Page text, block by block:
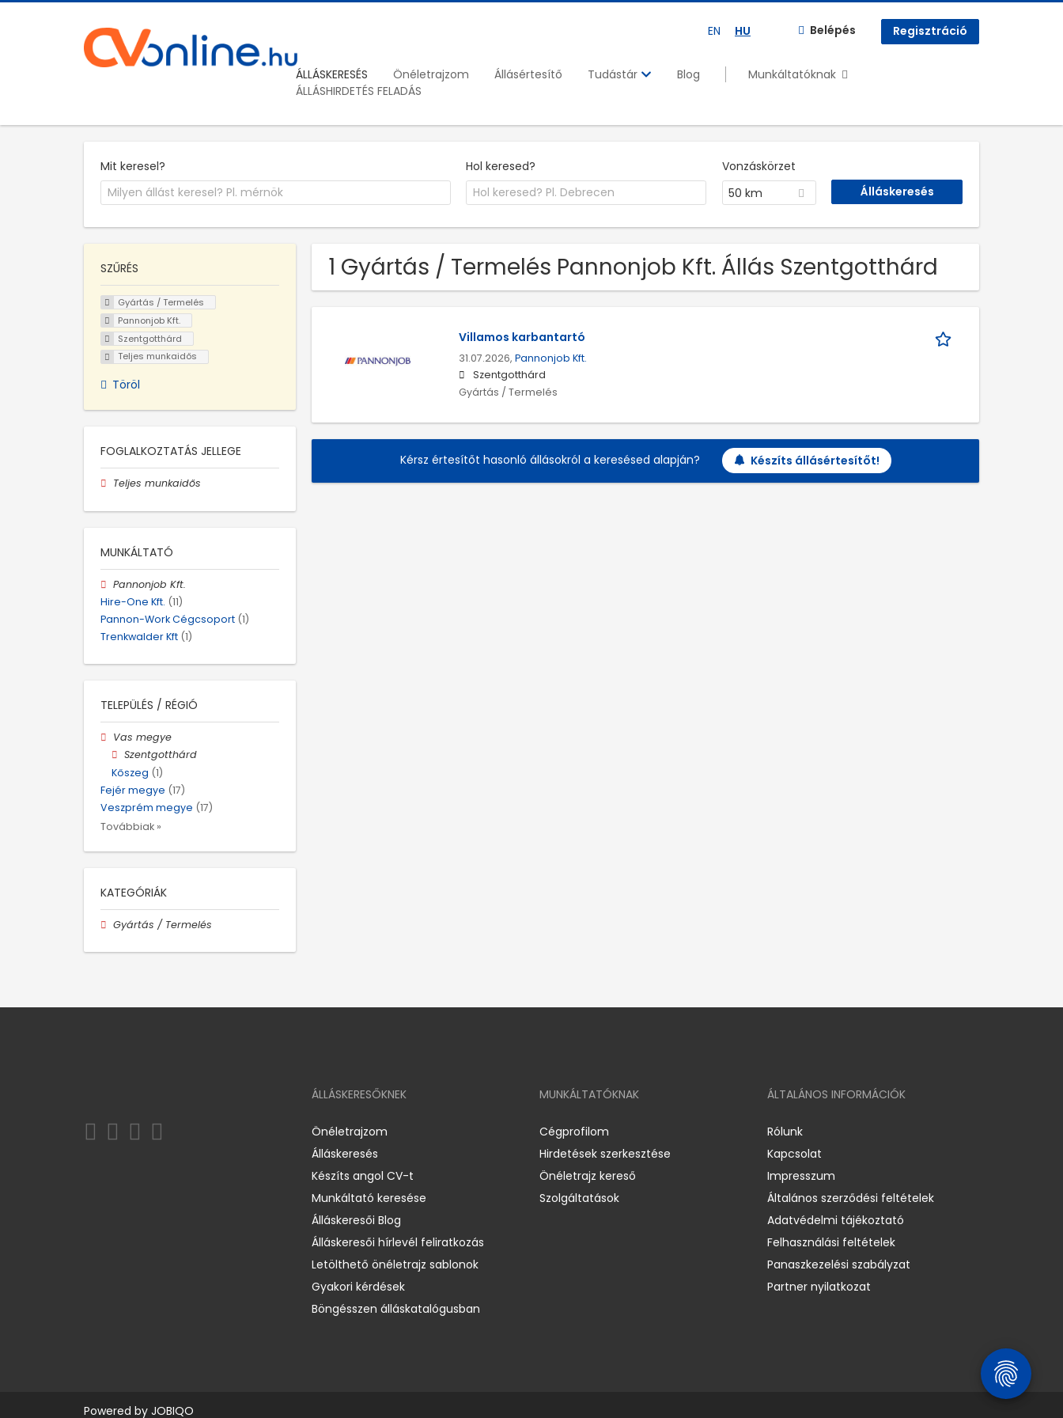
EN HU Belépés Regisztráció
ÁLLÁSKERESÉS Önéletrajzom Állásértesítő Tudástár Blog
Munkáltatóknak
ÁLLÁSHIRDETÉS FELADÁS
Mit keresel? Hol keresed?
Vonzáskörzet
50 km
1 Gyártás / Termelés Pannonjob Kft. Állás Szentgotthárd
Villamos karbantartó
31.07.2026, Pannonjob Kft.
Szentgotthárd
Gyártás / Termelés
Kérsz értesítőt hasonló állásokról a keresésed alapján? Készíts állásértesítőt!
SZŰRÉS
Gyártás / Termelés
Pannonjob Kft.
Szentgotthárd
Teljes munkaidős
Töröl
FOGLALKOZTATÁS JELLEGE
Teljes munkaidős
MUNKÁLTATÓ
Pannonjob Kft.
Hire-One Kft. (11)
Pannon-Work Cégcsoport (1)
Trenkwalder Kft (1)
TELEPÜLÉS / RÉGIÓ
Vas megye
Szentgotthárd
Kőszeg (1)
Fejér megye (17)
Veszprém megye (17)
Továbbiak »
KATEGÓRIÁK
Gyártás / Termelés
ÁLLÁSKERESŐKNEK
Önéletrajzom
Álláskeresés
Készíts angol CV-t
Munkáltató keresése
Álláskeresői Blog
Álláskeresői hírlevél feliratkozás
Letölthető önéletrajz sablonok
Gyakori kérdések
Böngésszen álláskatalógusban
MUNKÁLTATÓKNAK
Cégprofilom
Hirdetések szerkesztése
Önéletrajz kereső
Szolgáltatások
ÁLTALÁNOS INFORMÁCIÓK
Rólunk
Kapcsolat
Impresszum
Általános szerződési feltételek
Adatvédelmi tájékoztató
Felhasználási feltételek
Panaszkezelési szabályzat
Partner nyilatkozat
Powered by JOBIQO